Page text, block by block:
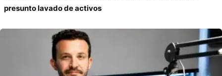
presunto lavado de activos